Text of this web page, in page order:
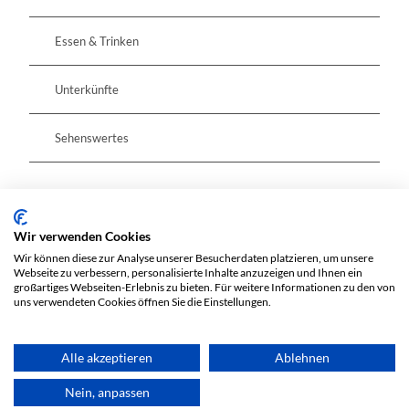
Essen & Trinken
Unterkünfte
Sehenswertes
OT Diehlo
Dorfstraße 42 a
15890Eisenhüttenstadt
Anreise mit öffentlichen Verkehrsmitteln
Wir verwenden Cookies
Wir können diese zur Analyse unserer Besucherdaten platzieren, um unsere
Webseite zu verbessern, personalisierte Inhalte anzuzeigen und Ihnen ein
großartiges Webseiten-Erlebnis zu bieten. Für weitere Informationen zu den von
uns verwendeten Cookies öffnen Sie die Einstellungen.
Alle akzeptieren Ablehnen
Nein, anpassen